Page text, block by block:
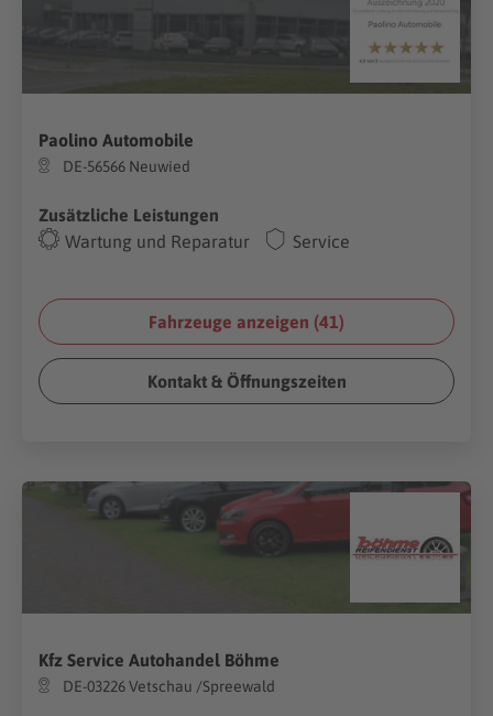
Paolino Automobile
DE-56566 Neuwied
Zusätzliche Leistungen
Wartung und Reparatur
Service
Fahrzeuge anzeigen (41)
Kontakt & Öffnungszeiten
Kfz Service Autohandel Böhme
DE-03226 Vetschau /Spreewald